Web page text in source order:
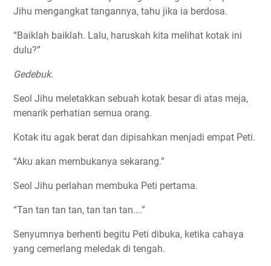
Jihu mengangkat tangannya, tahu jika ia berdosa.
“Baiklah baiklah. Lalu, haruskah kita melihat kotak ini
dulu?”
Gedebuk.
Seol Jihu meletakkan sebuah kotak besar di atas meja,
menarik perhatian semua orang.
Kotak itu agak berat dan dipisahkan menjadi empat Peti.
“Aku akan membukanya sekarang.”
Seol Jihu perlahan membuka Peti pertama.
“Tan tan tan tan, tan tan tan….”
Senyumnya berhenti begitu Peti dibuka, ketika cahaya
yang cemerlang meledak di tengah.